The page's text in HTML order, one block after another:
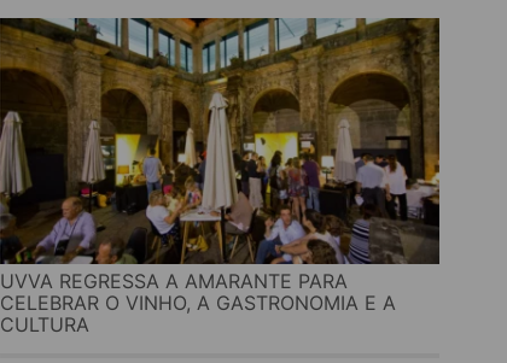
UVVA REGRESSA A AMARANTE PARA
CELEBRAR O VINHO, A GASTRONOMIA E A
CULTURA